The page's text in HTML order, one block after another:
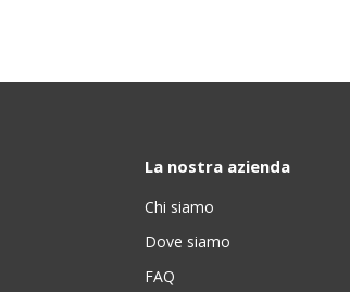
La nostra azienda
Chi siamo
Dove siamo
FAQ